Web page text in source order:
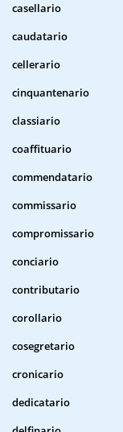
casellario
caudatario
cellerario
cinquantenario
classiario
coaffituario
commendatario
commissario
compromissario
conciario
contributario
corollario
cosegretario
cronicario
dedicatario